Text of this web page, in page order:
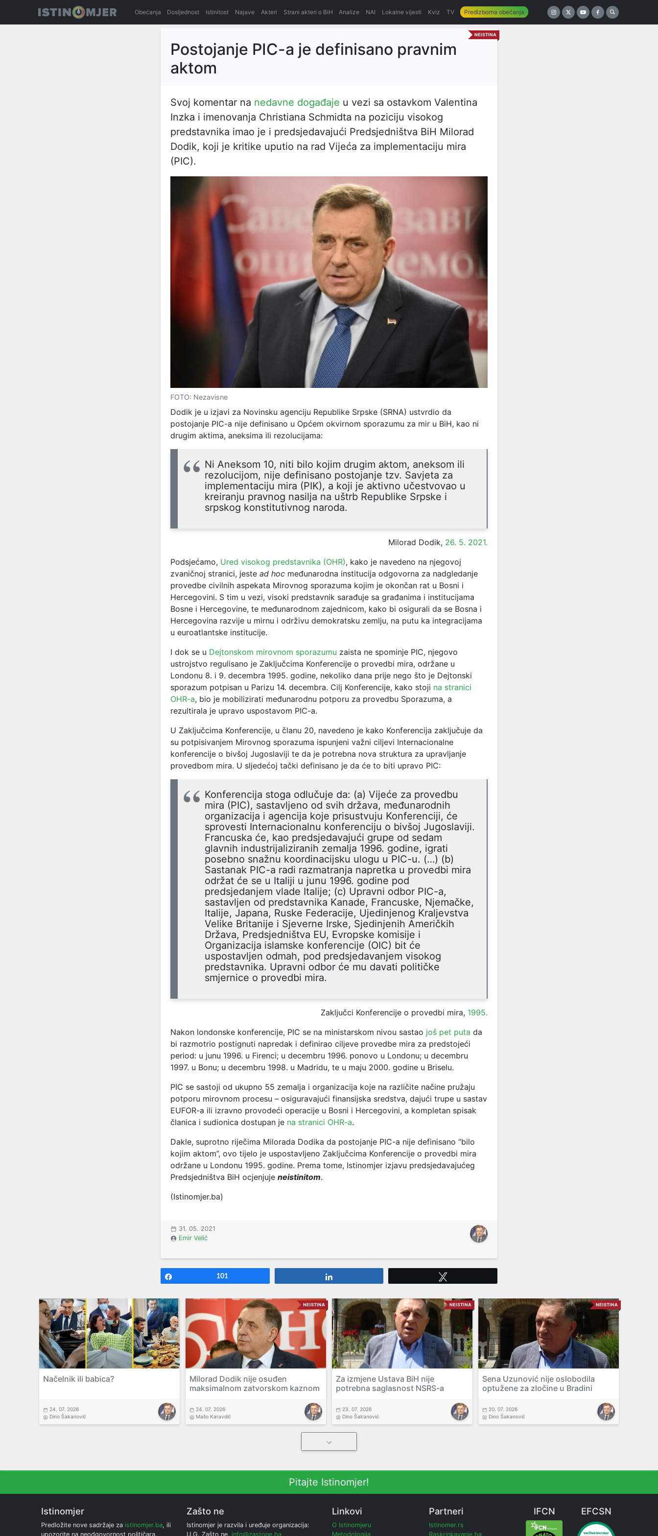
Obećanja Dosljednost Istinitost Najave Akteri Strani akteri o BiH Analize NAI Lokalne vijesti Kviz TV Predizborna obećanja
NEISTINA
Postojanje PIC-a je definisano pravnim
aktom
Svoj komentar na nedavne događaje u vezi sa ostavkom Valentina
Inzka i imenovanja Christiana Schmidta na poziciju visokog
predstavnika imao je i predsjedavajući Predsjedništva BiH Milorad
Dodik, koji je kritike uputio na rad Vijeća za implementaciju mira
(PIC).
FOTO: Nezavisne
Dodik je u izjavi za Novinsku agenciju Republike Srpske (SRNA) ustvrdio da
postojanje PIC-a nije definisano u Općem okvirnom sporazumu za mir u BiH, kao ni
drugim aktima, aneksima ili rezolucijama:
Ni Aneksom 10, niti bilo kojim drugim aktom, aneksom ili
rezolucijom, nije definisano postojanje tzv. Savjeta za
implementaciju mira (PIK), a koji je aktivno učestvovao u
kreiranju pravnog nasilja na uštrb Republike Srpske i
srpskog konstitutivnog naroda.
Milorad Dodik, 26. 5. 2021.
Podsjećamo, Ured visokog predstavnika (OHR), kako je navedeno na njegovoj
zvaničnoj stranici, jeste ad hoc međunarodna institucija odgovorna za nadgledanje
provedbe civilnih aspekata Mirovnog sporazuma kojim je okončan rat u Bosni i
Hercegovini. S tim u vezi, visoki predstavnik sarađuje sa građanima i institucijama
Bosne i Hercegovine, te međunarodnom zajednicom, kako bi osigurali da se Bosna i
Hercegovina razvije u mirnu i održivu demokratsku zemlju, na putu ka integracijama
u euroatlantske institucije.
I dok se u Dejtonskom mirovnom sporazumu zaista ne spominje PIC, njegovo
ustrojstvo regulisano je Zaključcima Konferencije o provedbi mira, održane u
Londonu 8. i 9. decembra 1995. godine, nekoliko dana prije nego što je Dejtonski
sporazum potpisan u Parizu 14. decembra. Cilj Konferencije, kako stoji na stranici
OHR-a, bio je mobilizirati međunarodnu potporu za provedbu Sporazuma, a
rezultirala je upravo uspostavom PIC-a.
U Zaključcima Konferencije, u članu 20, navedeno je kako Konferencija zaključuje da
su potpisivanjem Mirovnog sporazuma ispunjeni važni ciljevi Internacionalne
konferencije o bivšoj Jugoslaviji te da je potrebna nova struktura za upravljanje
provedbom mira. U sljedećoj tački definisano je da će to biti upravo PIC:
Konferencija stoga odlučuje da: (a) Vijeće za provedbu
mira (PIC), sastavljeno od svih država, međunarodnih
organizacija i agencija koje prisustvuju Konferenciji, će
sprovesti Internacionalnu konferenciju o bivšoj Jugoslaviji.
Francuska će, kao predsjedavajući grupe od sedam
glavnih industrijaliziranih zemalja 1996. godine, igrati
posebno snažnu koordinacijsku ulogu u PIC-u. (…) (b)
Sastanak PIC-a radi razmatranja napretka u provedbi mira
održat će se u Italiji u junu 1996. godine pod
predsjedanjem vlade Italije; (c) Upravni odbor PIC-a,
sastavljen od predstavnika Kanade, Francuske, Njemačke,
Italije, Japana, Ruske Federacije, Ujedinjenog Kraljevstva
Velike Britanije i Sjeverne Irske, Sjedinjenih Američkih
Država, Predsjedništva EU, Evropske komisije i
Organizacija islamske konferencije (OIC) bit će
uspostavljen odmah, pod predsjedavanjem visokog
predstavnika. Upravni odbor će mu davati političke
smjernice o provedbi mira.
Zaključci Konferencije o provedbi mira, 1995.
Nakon londonske konferencije, PIC se na ministarskom nivou sastao još pet puta da
bi razmotrio postignuti napredak i definirao ciljeve provedbe mira za predstojeći
period: u junu 1996. u Firenci; u decembru 1996. ponovo u Londonu; u decembru
1997. u Bonu; u decembru 1998. u Madridu, te u maju 2000. godine u Briselu.
PIC se sastoji od ukupno 55 zemalja i organizacija koje na različite načine pružaju
potporu mirovnom procesu – osiguravajući finansijska sredstva, dajući trupe u sastav
EUFOR-a ili izravno provodeći operacije u Bosni i Hercegovini, a kompletan spisak
članica i sudionica dostupan je na stranici OHR-a.
Dakle, suprotno riječima Milorada Dodika da postojanje PIC-a nije definisano “bilo
kojim aktom”, ovo tijelo je uspostavljeno Zaključcima Konferencije o provedbi mira
održane u Londonu 1995. godine. Prema tome, Istinomjer izjavu predsjedavajućeg
Predsjedništva BiH ocjenjuje neistinitom.
(Istinomjer.ba)
31. 05. 2021
Emir Velić
101
Načelnik ili babica?
24. 07. 2026
Dino Šakanović
NEISTINA
Milorad Dodik nije osuđen
maksimalnom zatvorskom kaznom
24. 07. 2026
Mašo Karavdić
NEISTINA
Za izmjene Ustava BiH nije
potrebna saglasnost NSRS-a
23. 07. 2026
Dino Šakanović
NEISTINA
Sena Uzunović nije oslobodila
optužene za zločine u Bradini
20. 07. 2026
Dino Šakanović
Pitajte Istinomjer!
Istinomjer
Predložite nove sadržaje za istinomjer.ba, ili
upozorite na neodgovornost političara.
Zašto ne
Istinomjer je razvila i uređuje organizacija:
U.G. Zašto ne, info@zastone.ba
Linkovi
O Istinomjeru
Metodologija
Partneri
Istinomer.rs
Raskrinkavanje.ba
IFCN EFCSN